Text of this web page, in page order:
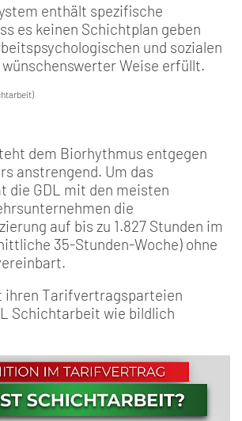
enthält spezifische
es keinen Schichtplan geben
und sozialen
Weise erfüllt.
dem Biorhythmus entgegen
anstrengend. Um das
die GDL mit den meisten
die
auf bis zu 1.827 Stunden im
35-Stunden-Woche) ohne
ihren Tarifvertragsparteien
Schichtarbeit wie bildlich